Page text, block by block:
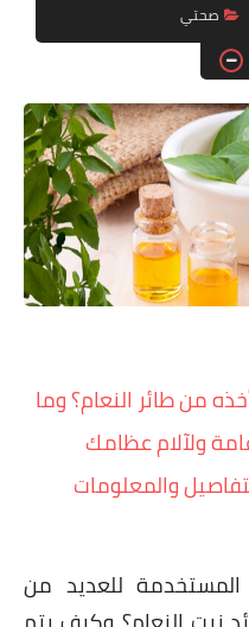
ودنيا
صور
فيديوهات
صحتي
من طائر النعام؟ وما
ولآلام عظامك
والمعلومات
للعديد من